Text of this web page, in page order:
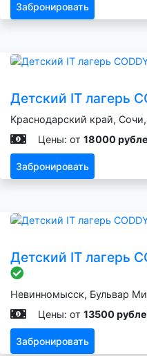
Забронировать
Детский IT лагерь
Краснодарский край,
Цены: от 18000
Забронировать
Детский IT лагерь
Невинномысск, Бульвар
Цены: от 13500
Забронировать